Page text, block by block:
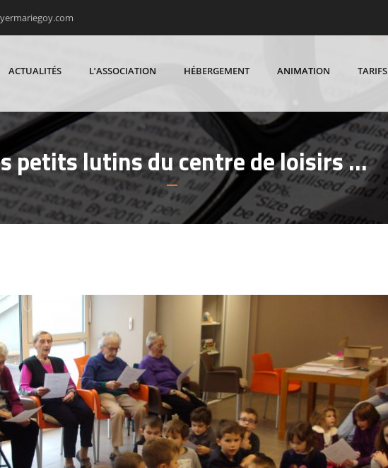
ACTUALITÉS L’ASSOCIATION HÉBERGEMENT ANIMATION TARIFS
petits lutins du centre de loisirs …